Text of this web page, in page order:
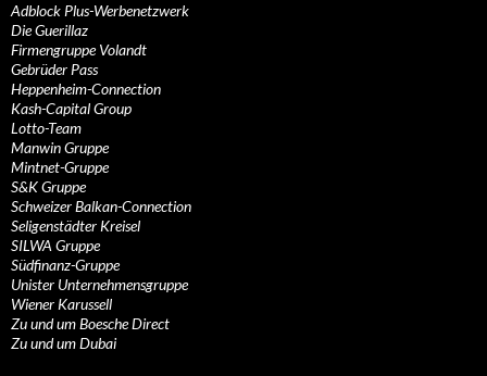
Adblock Plus-Werbenetzwerk
Die Guerillaz
Firmengruppe Volandt
Gebrüder Pass
Heppenheim-Connection
Kash-Capital Group
Lotto-Team
Manwin Gruppe
Mintnet-Gruppe
S&K Gruppe
Schweizer Balkan-Connection
Seligenstädter Kreisel
SILWA Gruppe
Südfinanz-Gruppe
Unister Unternehmensgruppe
Wiener Karussell
Zu und um Boesche Direct
Zu und um Dubai